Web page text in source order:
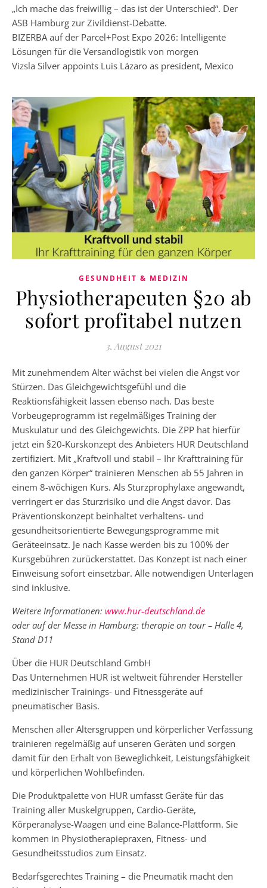
„Ich mache das freiwillig – das ist der Unterschied“. Der
ASB Hamburg zur Zivildienst-Debatte.
BIZERBA auf der Parcel+Post Expo 2026: Intelligente
Lösungen für die Versandlogistik von morgen
Vizsla Silver appoints Luis Lázaro as president, Mexico
GESUNDHEIT & MEDIZIN
Physiotherapeuten §20 ab
sofort profitabel nutzen
3. August 2021
Mit zunehmendem Alter wächst bei vielen die Angst vor
Stürzen. Das Gleichgewichtsgefühl und die
Reaktionsfähigkeit lassen ebenso nach. Das beste
Vorbeugeprogramm ist regelmäßiges Training der
Muskulatur und des Gleichgewichts. Die ZPP hat hierfür
jetzt ein §20-Kurskonzept des Anbieters HUR Deutschland
zertifiziert. Mit „Kraftvoll und stabil – Ihr Krafttraining für
den ganzen Körper“ trainieren Menschen ab 55 Jahren in
einem 8-wöchigen Kurs. Als Sturzprophylaxe angewandt,
verringert er das Sturzrisiko und die Angst davor. Das
Präventionskonzept beinhaltet verhaltens- und
gesundheitsorientierte Bewegungsprogramme mit
Geräteeinsatz. Je nach Kasse werden bis zu 100% der
Kursgebühren zurückerstattet. Das Konzept ist nach einer
Einweisung sofort einsetzbar. Alle notwendigen Unterlagen
sind inklusive.
Weitere Informationen: www.hur-deutschland.de
oder auf der Messe in Hamburg: therapie on tour – Halle 4,
Stand D11
Über die HUR Deutschland GmbH
Das Unternehmen HUR ist weltweit führender Hersteller
medizinischer Trainings- und Fitnessgeräte auf
pneumatischer Basis.
Menschen aller Altersgruppen und körperlicher Verfassung
trainieren regelmäßig auf unseren Geräten und sorgen
damit für den Erhalt von Beweglichkeit, Leistungsfähigkeit
und körperlichen Wohlbefinden.
Die Produktpalette von HUR umfasst Geräte für das
Training aller Muskelgruppen, Cardio-Geräte,
Körperanalyse-Waagen und eine Balance-Plattform. Sie
kommen in Physiotherapiepraxen, Fitness- und
Gesundheitsstudios zum Einsatz.
Bedarfsgerechtes Training – die Pneumatik macht den